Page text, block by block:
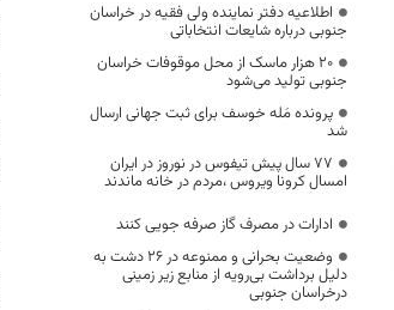
اطلاعیه دفتر نماینده ولی فقیه در خراسان
جنوبی درباره شایعات انتخاباتی
۲۰ هزار ماسک از محل موقوفات خراسان
جنوبی تولید می‌شود
پرونده مَله خوسف برای ثبت جهانی ارسال
شد
77 سال پیش تیفوس در نوروز در ایران
امسال کرونا ویروس ،مردم در خانه ماندند
ادارات در مصرف گاز صرفه جویی کنند
وضعیت بحرانی و ممنوعه در ۲۶ دشت به
دلیل برداشت بی‌رویه از منابع زیر زمینی
درخراسان جنوبی